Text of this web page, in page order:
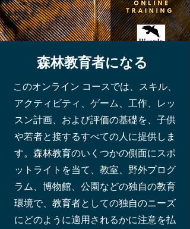
森林教育者になる
このオンライン コースでは、スキル、
アクティビティ、ゲーム、工作、レッ
スン計画、および評価の基礎を、子供
や若者と接するすべての人に提供しま
す。森林教育のいくつかの側面にスポ
ットライトを当て、教室、野外プログ
ラム、博物館、公園などの独自の教育
環境で、教育者としての独自のニーズ
にどのように適用されるかに注意を払